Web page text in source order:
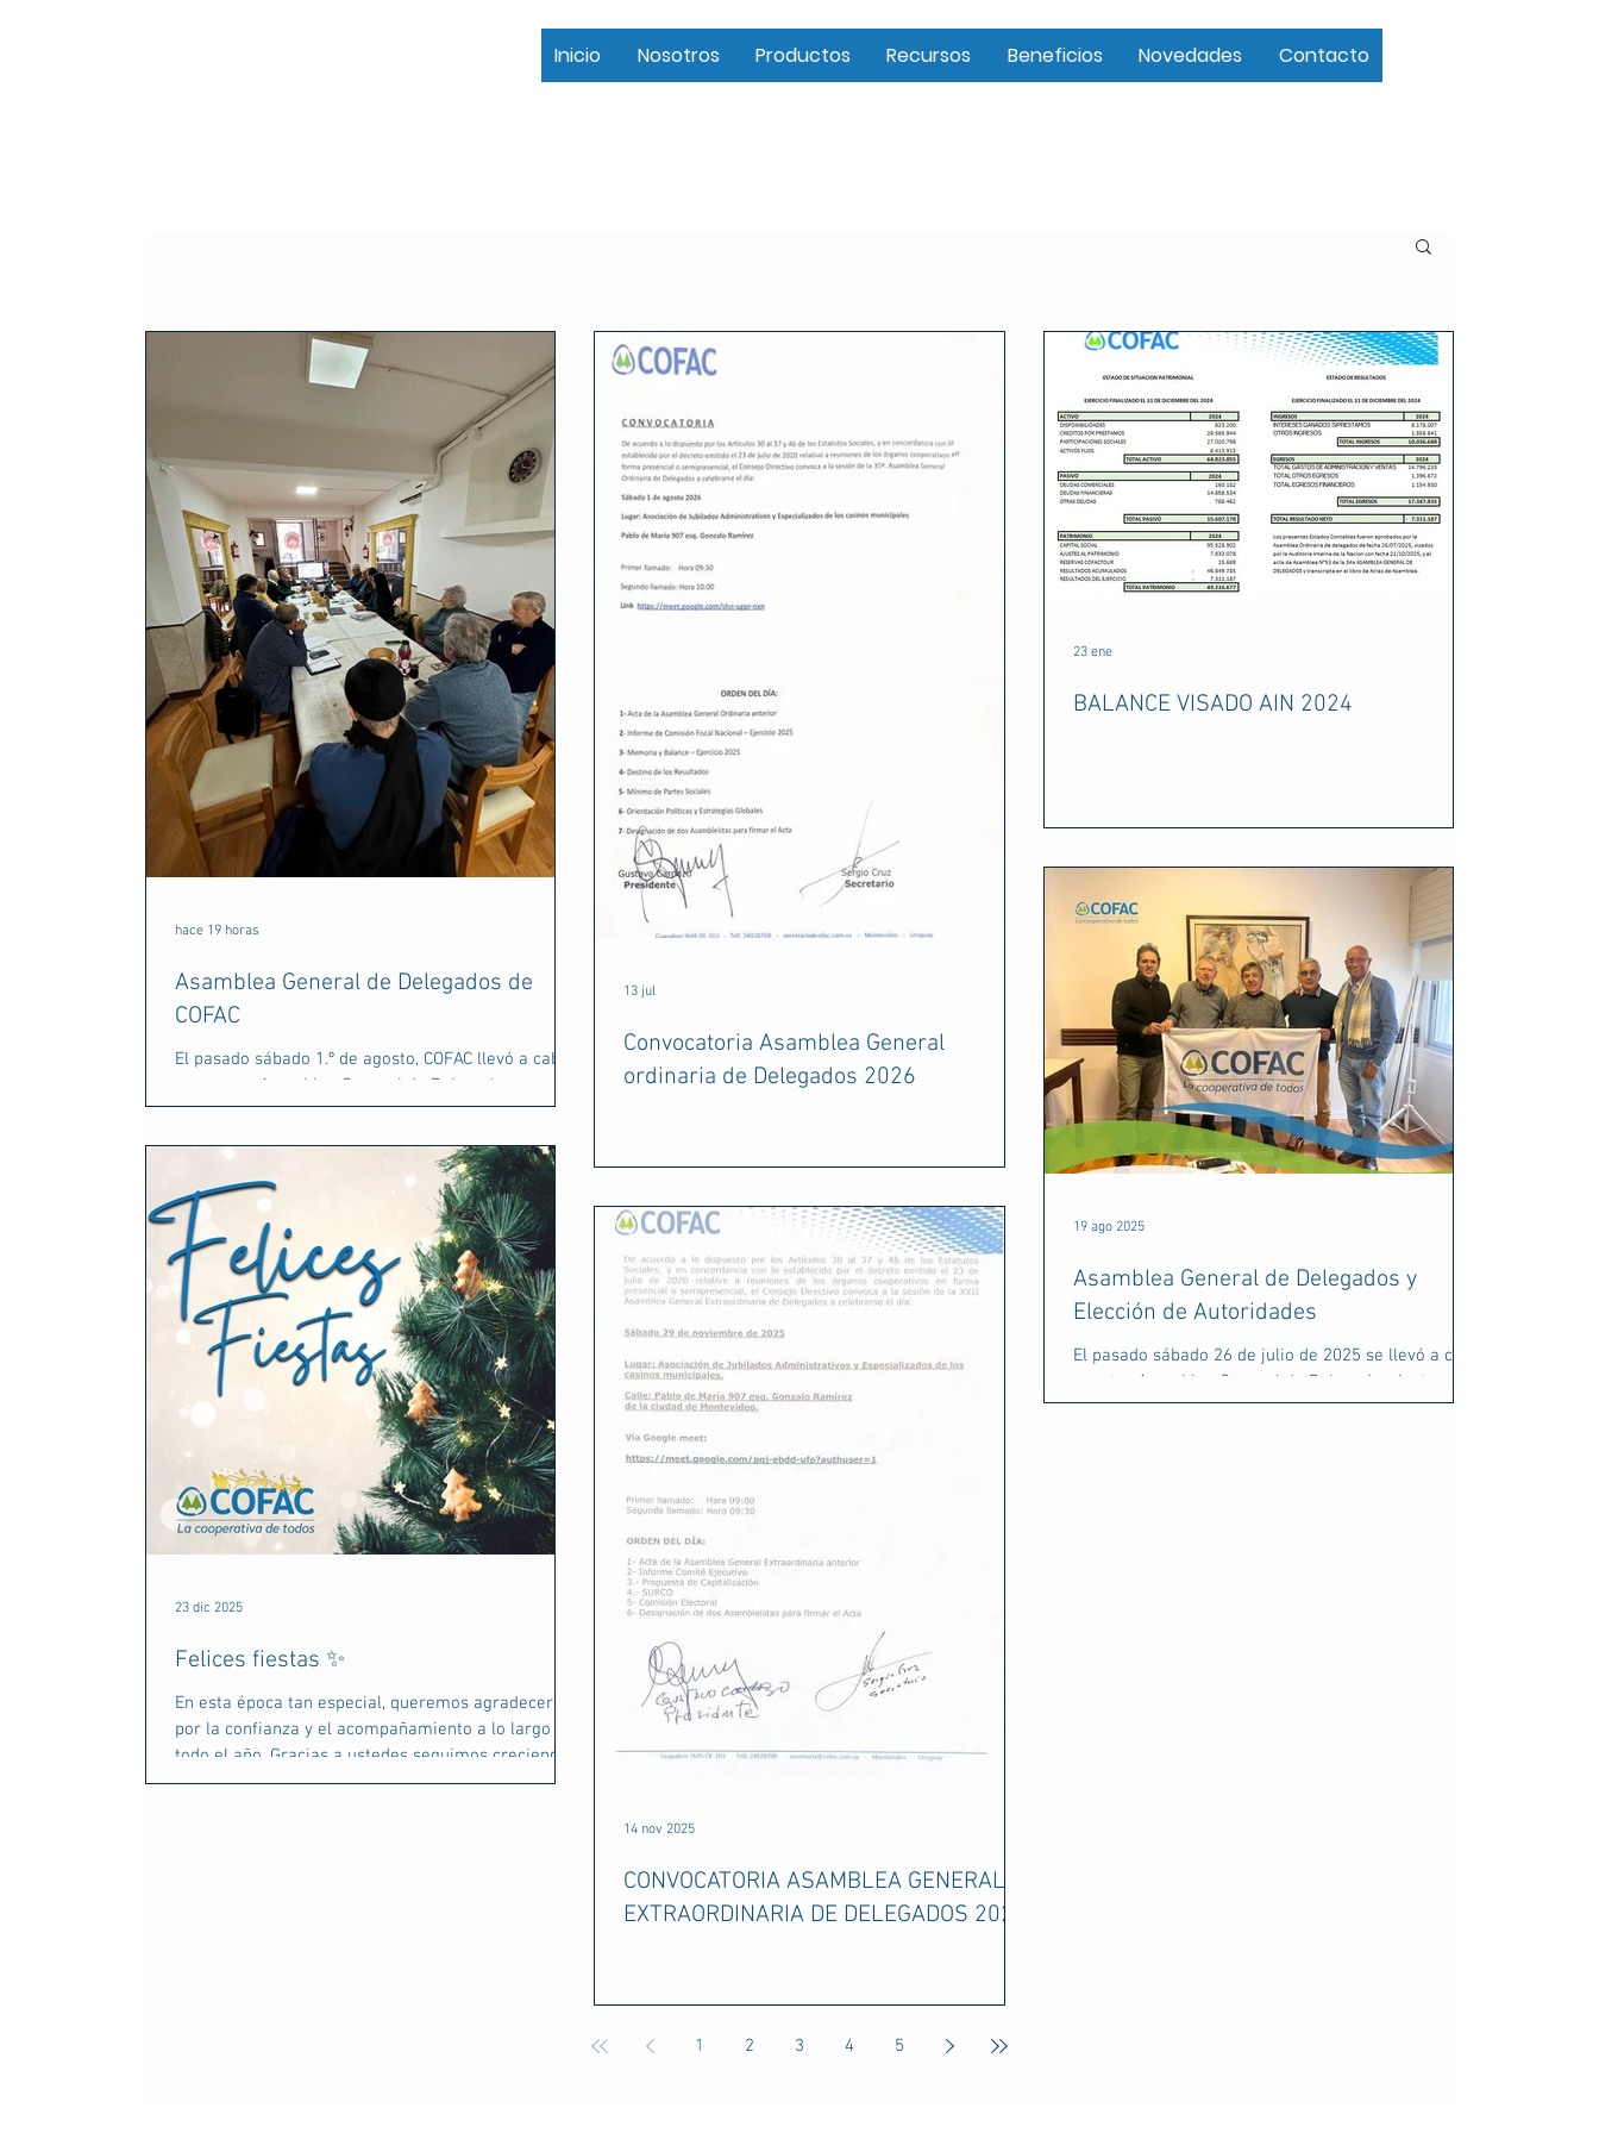
Inicio Nosotros Productos Recursos Beneficios Novedades Contacto
Asamblea General de Delegados de
COFAC
El pasado sábado 1.º de agosto, COFAC llevó a cabo
una nueva Asamblea General de Delegados, un
espacio fundamental para la vida democrática de
presentaron los principales aspectos de la gestión
institucional, económica y social, promoviendo el
intercambio de ideas y el tratamiento de los temas
previstos en el orden del día para la toma de
decisiones que marcan el rumbo de la institución.
Agradecemos la presencia y el compromiso de lo
hace 19 horas
Convocatoria Asamblea General
ordinaria de Delegados 2026
13 jul
BALANCE VISADO AIN 2024
23 ene
Felices fiestas ✨
En esta época tan especial, queremos agradecerles
por la confianza y el acompañamiento a lo largo de
todo el año. Gracias a ustedes seguimos creciendo y
fortaleciendo este camino compartido. 🤝🌱 Les
23 dic 2025
CONVOCATORIA ASAMBLEA GENERAL
EXTRAORDINARIA DE DELEGADOS 2025
14 nov 2025
Asamblea General de Delegados y
Elección de Autoridades
El pasado sábado 26 de julio de 2025 se llevó a cabo
nuestra Asamblea General de Delegados, instancia
en la que también se realizó la...
19 ago 2025
1 2 3 4 5